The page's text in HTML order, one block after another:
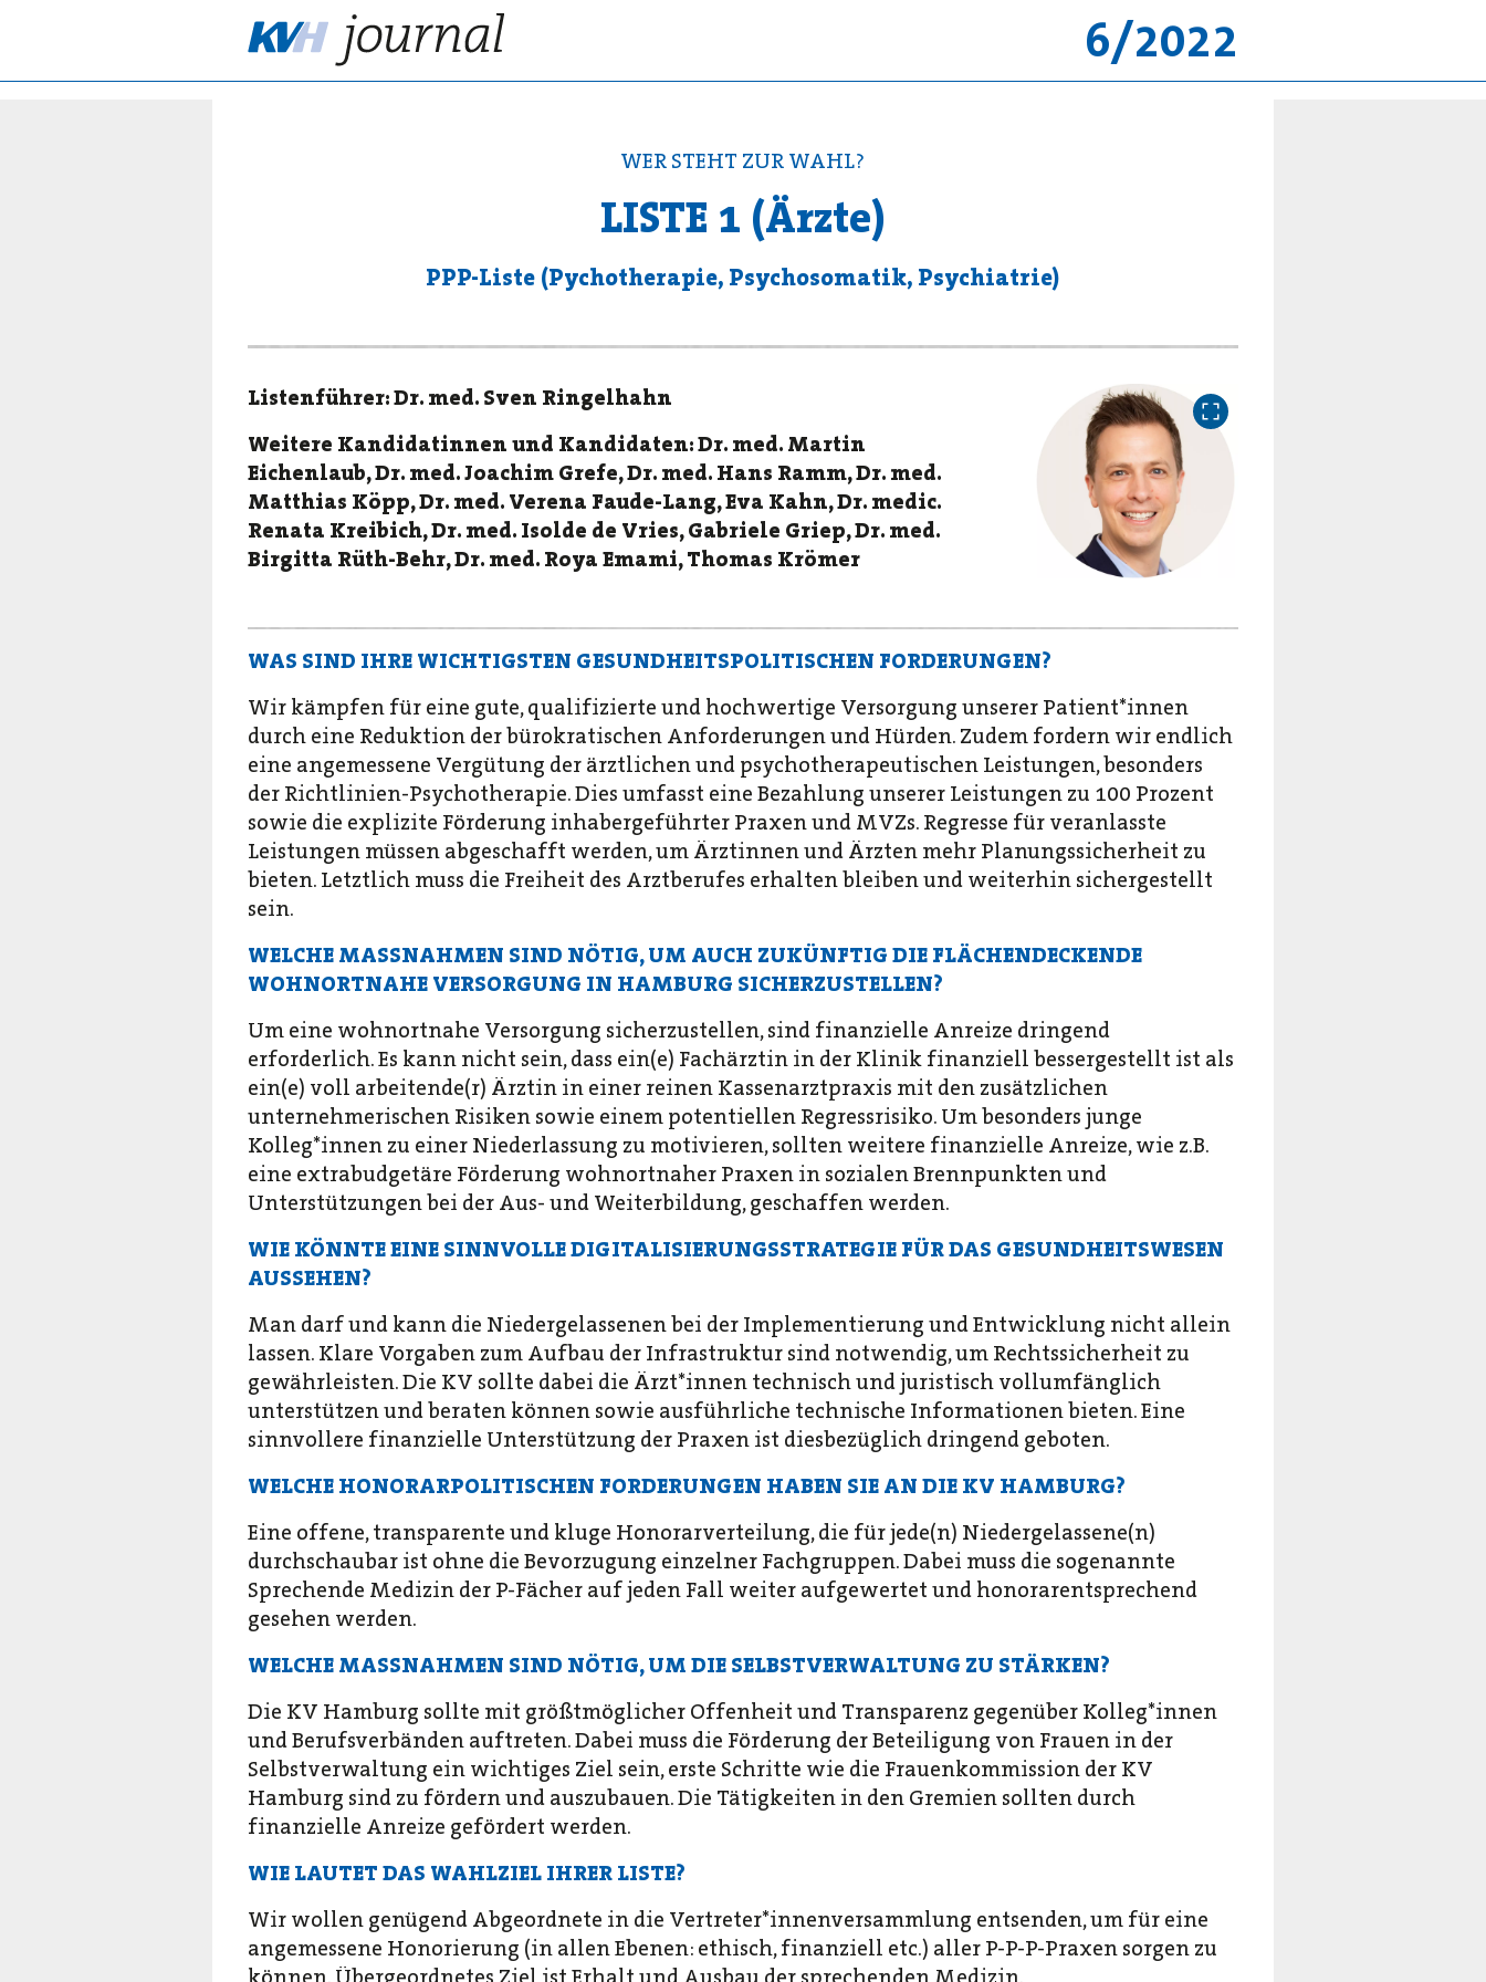
6/2022
LISTE 1 (Ärzte)
WER STEHT ZUR WAHL?
PPP-Liste (Pychotherapie, Psychosomatik, Psychiatrie)
Listenführer: Dr. med. Sven Ringelhahn
Weitere Kandidatinnen und Kandidaten: Dr. med. Martin
Eichenlaub, Dr. med. Joachim Grefe, Dr. med. Hans Ramm, Dr. med.
Matthias Köpp, Dr. med. Verena Faude-Lang, Eva Kahn, Dr. medic.
Renata Kreibich, Dr. med. Isolde de Vries, Gabriele Griep, Dr. med.
Birgitta Rüth-Behr, Dr. med. Roya Emami, Thomas Krömer
WAS SIND IHRE WICHTIGSTEN GESUNDHEITSPOLITISCHEN FORDERUNGEN?
Wir kämpfen für eine gute, qualifizierte und hochwertige Versorgung unserer Patient*innen
durch eine Reduktion der bürokratischen Anforderungen und Hürden. Zudem fordern wir endlich
eine angemessene Vergütung der ärztlichen und psychotherapeutischen Leistungen, besonders
der Richtlinien-Psychotherapie. Dies umfasst eine Bezahlung unserer Leistungen zu 100 Prozent
sowie die explizite Förderung inhabergeführter Praxen und MVZs. Regresse für veranlasste
Leistungen müssen abgeschafft werden, um Ärztinnen und Ärzten mehr Planungssicherheit zu
bieten. Letztlich muss die Freiheit des Arztberufes erhalten bleiben und weiterhin sichergestellt
sein.
WELCHE MASSNAHMEN SIND NÖTIG, UM AUCH ZUKÜNFTIG DIE FLÄCHENDECKENDE
WOHNORTNAHE VERSORGUNG IN HAMBURG SICHERZUSTELLEN?
Um eine wohnortnahe Versorgung sicherzustellen, sind finanzielle Anreize dringend
erforderlich. Es kann nicht sein, dass ein(e) Fachärztin in der Klinik finanziell bessergestellt ist als
ein(e) voll arbeitende(r) Ärztin in einer reinen Kassenarztpraxis mit den zusätzlichen
unternehmerischen Risiken sowie einem potentiellen Regressrisiko. Um besonders junge
Kolleg*innen zu einer Niederlassung zu motivieren, sollten weitere finanzielle Anreize, wie z.B.
eine extrabudgetäre Förderung wohnortnaher Praxen in sozialen Brennpunkten und
Unterstützungen bei der Aus- und Weiterbildung, geschaffen werden.
WIE KÖNNTE EINE SINNVOLLE DIGITALISIERUNGSSTRATEGIE FÜR DAS GESUNDHEITSWESEN
AUSSEHEN?
Man darf und kann die Niedergelassenen bei der Implementierung und Entwicklung nicht allein
lassen. Klare Vorgaben zum Aufbau der Infrastruktur sind notwendig, um Rechtssicherheit zu
gewährleisten. Die KV sollte dabei die Ärzt*innen technisch und juristisch vollumfänglich
unterstützen und beraten können sowie ausführliche technische Informationen bieten. Eine
sinnvollere finanzielle Unterstützung der Praxen ist diesbezüglich dringend geboten.
WELCHE HONORARPOLITISCHEN FORDERUNGEN HABEN SIE AN DIE KV HAMBURG?
Eine offene, transparente und kluge Honorarverteilung, die für jede(n) Niedergelassene(n)
durchschaubar ist ohne die Bevorzugung einzelner Fachgruppen. Dabei muss die sogenannte
Sprechende Medizin der P-Fächer auf jeden Fall weiter aufgewertet und honorarentsprechend
gesehen werden.
WELCHE MASSNAHMEN SIND NÖTIG, UM DIE SELBSTVERWALTUNG ZU STÄRKEN?
Die KV Hamburg sollte mit größtmöglicher Offenheit und Transparenz gegenüber Kolleg*innen
und Berufsverbänden auftreten. Dabei muss die Förderung der Beteiligung von Frauen in der
Selbstverwaltung ein wichtiges Ziel sein, erste Schritte wie die Frauenkommission der KV
Hamburg sind zu fördern und auszubauen. Die Tätigkeiten in den Gremien sollten durch
finanzielle Anreize gefördert werden.
WIE LAUTET DAS WAHLZIEL IHRER LISTE?
Wir wollen genügend Abgeordnete in die Vertreter*innenversammlung entsenden, um für eine
angemessene Honorierung (in allen Ebenen: ethisch, finanziell etc.) aller P-P-P-Praxen sorgen zu